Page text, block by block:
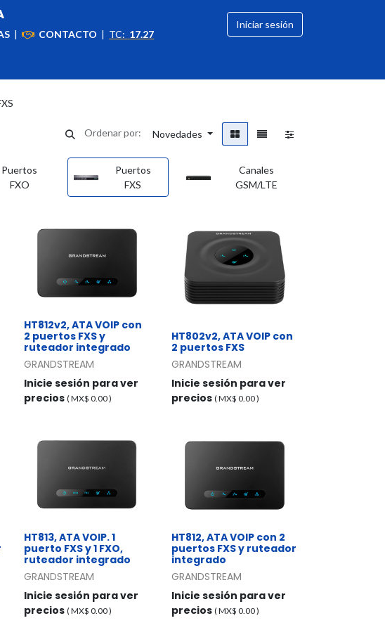
| CONTACTO | TC: 17.27
Iniciar sesión
Ordenar por: Novedades
Puertos
FXO
Puertos
FXS
Canales
GSM/LTE
HT812v2, ATA VOIP con
2 puertos FXS y
ruteador integrado
GRANDSTREAM
Inicie sesión para ver
precios ( MX$ 0.00)
HT802v2, ATA VOIP con
2 puertos FXS
GRANDSTREAM
Inicie sesión para ver
precios ( MX$ 0.00)
HT813, ATA VOIP. 1
puerto FXS y 1 FXO,
ruteador integrado
GRANDSTREAM
Inicie sesión para ver
precios ( MX$ 0.00)
HT812, ATA VOIP con 2
puertos FXS y ruteador
integrado
GRANDSTREAM
Inicie sesión para ver
precios ( MX$ 0.00)